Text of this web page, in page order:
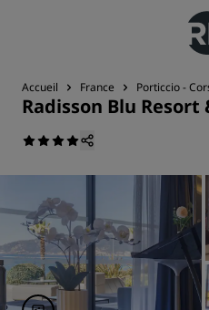
Accueil France Porticcio -
Radisson Blu Resort